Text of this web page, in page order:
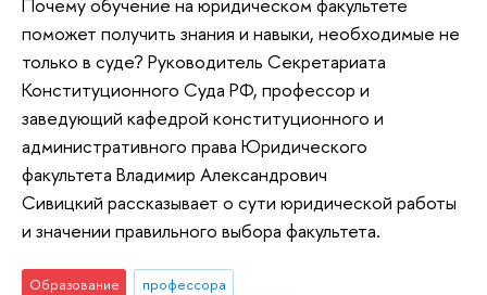
Почему обучение на юридическом факультете
поможет получить знания и навыки, необходимые не
только в суде? Руководитель Секретариата
Конституционного Суда РФ, профессор и
заведующий кафедрой конституционного и
административного права Юридического
факультета Владимир Александрович
Сивицкий рассказывает о сути юридической работы
и значении правильного выбора факультета.
Образование
профессора